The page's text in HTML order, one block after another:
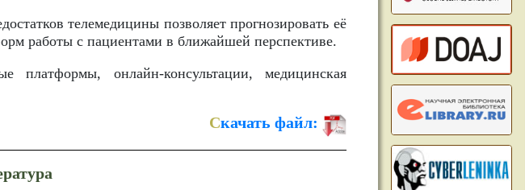
телемедицины позволяет прогнозировать её
работы с пациентами в ближайшей перспективе.
платформы, онлайн-консультации, медицинская
Скачать файл: